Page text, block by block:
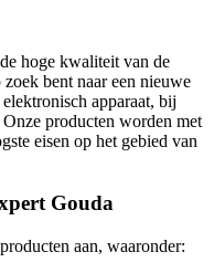
hoge kwaliteit van de
bent naar een nieuwe
apparaat, bij
producten worden met
eisen op het gebied van
Gouda
aan, waaronder: